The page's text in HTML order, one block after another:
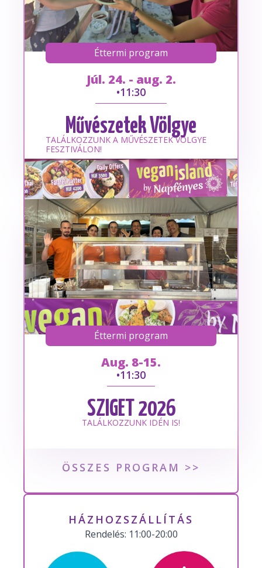
Éttermi program
Júl. 24. - aug. 2.
•11:30
Művészetek Völgye
TALÁLKOZZUNK A MŰVÉSZETEK VÖLGYE
FESZTIVÁLON!
Éttermi program
Aug. 8-15.
•11:30
SZIGET 2026
TALÁLKOZZUNK IDÉN IS!
ÖSSZES PROGRAM >>
HÁZHOZSZÁLLÍTÁS
Rendelés: 11:00-20:00